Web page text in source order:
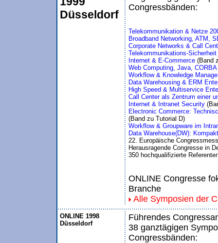
Düsseldorf
Congressbänden:
Telekommunikation & Netze
Broadband Networking, ATM,
Corporate Networks & Call
Telekommunikations-
Internet & E-Commerce (Band
Web Computing, Java,
Workflow & Knowledge
Data Warehousing & ERM
High Speed & Multiservice
Call Center als Zentrum einer
Internet & Intranet Security
Electronic Commerce:
(Band zu Tutorial D)
Workflow & Groupware im
Data Warehouse(DW):
22. Europäische
Herausragende Congresse in
350 hochqualifizierte
ONLINE Congresse
Branche
Alle Symposien der
ONLINE 1998
Düsseldorf
Führendes
38 ganztägigen
Congressbänden: